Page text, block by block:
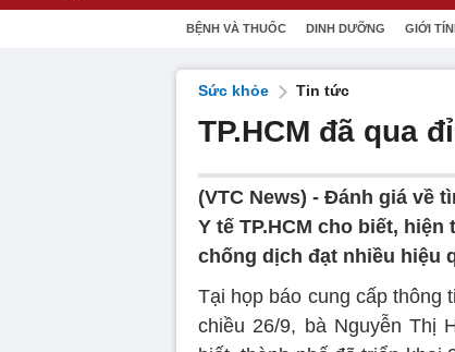
BỆNH VÀ THUỐC DINH DƯỠNG GIỚI
Sức khỏe Tin tức
TP.HCM đã qua
(VTC News) - Đánh giá về
Y tế TP.HCM cho biết,
chống dịch đạt nhiều hiệu
Tại họp báo cung cấp thông
chiều 26/9, bà Nguyễn Thị